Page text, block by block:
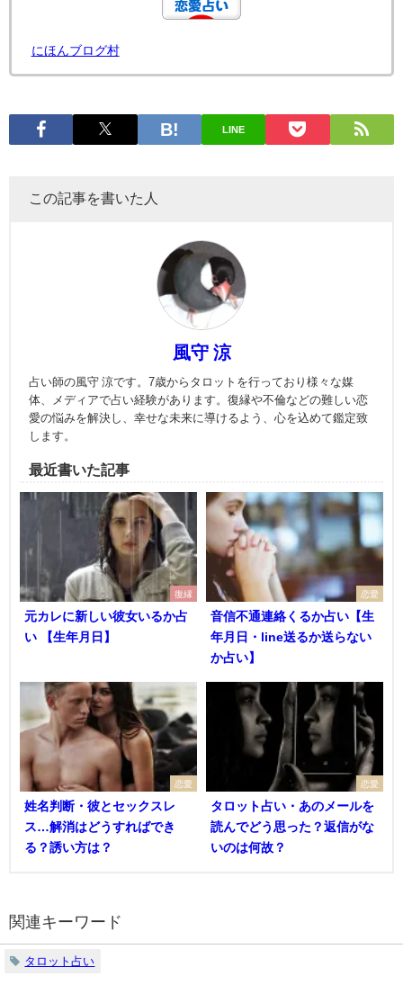
にほんブログ村
LINE
この記事を書いた人
風守 涼
占い師の風守 涼です。7歳からタロットを行っており様々な媒
体、メディアで占い経験があります。復縁や不倫などの難しい恋
愛の悩みを解決し、幸せな未来に導けるよう、心を込めて鑑定致
します。
最近書いた記事
復縁
元カレに新しい彼女いるか占
い 【生年月日】
恋愛
音信不通連絡くるか占い【生
年月日・line送るか送らない
か占い】
恋愛
姓名判断・彼とセックスレ
ス…解消はどうすればでき
る？誘い方は？
恋愛
タロット占い・あのメールを
読んでどう思った？返信がな
いのは何故？
関連キーワード
タロット占い